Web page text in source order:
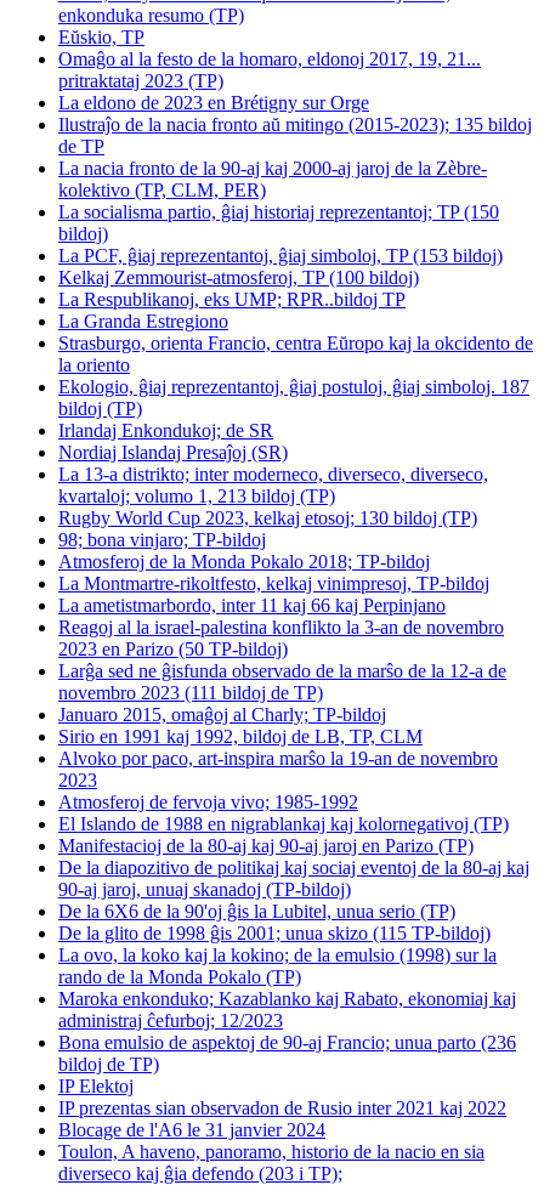
enkonduka resumo (TP)
Eŭskio, TP
Omaĝo al la festo de la homaro, eldonoj 2017, 19, 21...
pritraktataj 2023 (TP)
La eldono de 2023 en Brétigny sur Orge
Ilustraĵo de la nacia fronto aŭ mitingo (2015-2023); 135 bildoj
de TP
La nacia fronto de la 90-aj kaj 2000-aj jaroj de la Zèbre-
kolektivo (TP, CLM, PER)
La socialisma partio, ĝiaj historiaj reprezentantoj; TP (150
bildoj)
La PCF, ĝiaj reprezentantoj, ĝiaj simboloj, TP (153 bildoj)
Kelkaj Zemmourist-atmosferoj, TP (100 bildoj)
La Respublikanoj, eks UMP; RPR..bildoj TP
La Granda Estregiono
Strasburgo, orienta Francio, centra Eŭropo kaj la okcidento de
la oriento
Ekologio, ĝiaj reprezentantoj, ĝiaj postuloj, ĝiaj simboloj. 187
bildoj (TP)
Irlandaj Enkondukoj; de SR
Nordiaj Islandaj Presaĵoj (SR)
La 13-a distrikto; inter moderneco, diverseco, diverseco,
kvartaloj; volumo 1, 213 bildoj (TP)
Rugby World Cup 2023, kelkaj etosoj; 130 bildoj (TP)
98; bona vinjaro; TP-bildoj
Atmosferoj de la Monda Pokalo 2018; TP-bildoj
La Montmartre-rikoltfesto, kelkaj vinimpresoj, TP-bildoj
La ametistmarbordo, inter 11 kaj 66 kaj Perpinjano
Reagoj al la israel-palestina konflikto la 3-an de novembro
2023 en Parizo (50 TP-bildoj)
Larĝa sed ne ĝisfunda observado de la marŝo de la 12-a de
novembro 2023 (111 bildoj de TP)
Januaro 2015, omaĝoj al Charly; TP-bildoj
Sirio en 1991 kaj 1992, bildoj de LB, TP, CLM
Alvoko por paco, art-inspira marŝo la 19-an de novembro
2023
Atmosferoj de fervoja vivo; 1985-1992
El Islando de 1988 en nigrablankaj kaj kolornegativoj (TP)
Manifestacioj de la 80-aj kaj 90-aj jaroj en Parizo (TP)
De la diapozitivo de politikaj kaj sociaj eventoj de la 80-aj kaj
90-aj jaroj, unuaj skanadoj (TP-bildoj)
De la 6X6 de la 90'oj ĝis la Lubitel, unua serio (TP)
De la glito de 1998 ĝis 2001; unua skizo (115 TP-bildoj)
La ovo, la koko kaj la kokino; de la emulsio (1998) sur la
rando de la Monda Pokalo (TP)
Maroka enkonduko; Kazablanko kaj Rabato, ekonomiaj kaj
administraj ĉefurboj; 12/2023
Bona emulsio de aspektoj de 90-aj Francio; unua parto (236
bildoj de TP)
IP Elektoj
IP prezentas sian observadon de Rusio inter 2021 kaj 2022
Blocage de l'A6 le 31 janvier 2024
Toulon, A haveno, panoramo, historio de la nacio en sia
diverseco kaj ĝia defendo (203 i TP);